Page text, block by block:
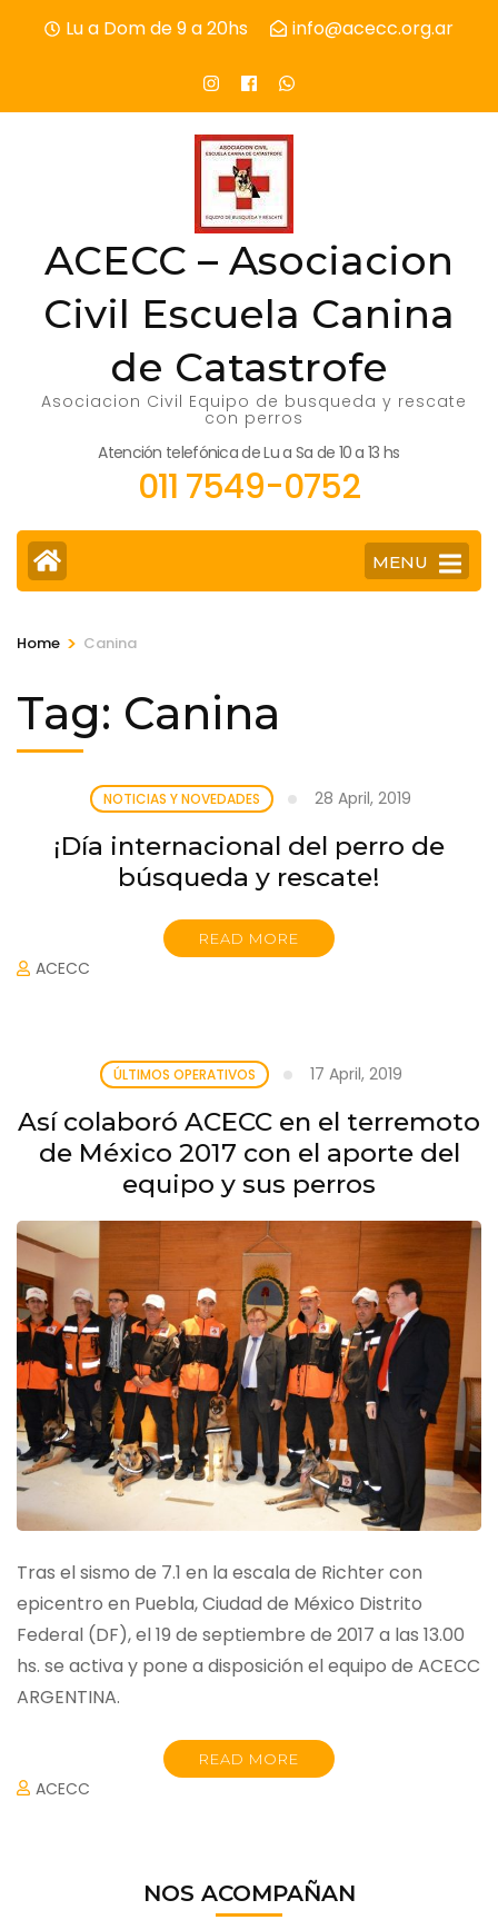
(Press
Lu a Dom de 9 a 20hs info@acecc.org.ar
ACECC – Asociacion
Civil Escuela Canina
de Catastrofe
Asociacion Civil Equipo de busqueda y rescate
con perros
Atención telefónica de Lu a Sa de 10 a 13 hs
011 7549-0752
MENU
Home > Canina
Tag: Canina
NOTICIAS Y NOVEDADES 28 April, 2019
¡Día internacional del perro de
búsqueda y rescate!
READ MORE
ACECC
ÚLTIMOS OPERATIVOS 17 April, 2019
Así colaboró ACECC en el terremoto
de México 2017 con el aporte del
equipo y sus perros
Tras el sismo de 7.1 en la escala de Richter con
epicentro en Puebla, Ciudad de México Distrito
Federal (DF), el 19 de septiembre de 2017 a las 13.00
hs. se activa y pone a disposición el equipo de ACECC
ARGENTINA.
READ MORE
ACECC
NOS ACOMPAÑAN